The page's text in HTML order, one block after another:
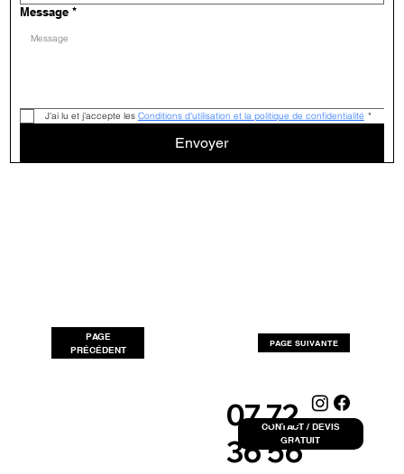
Message *
J'ai lu et j'accepte les Conditions d'utilisation et la politique de confidentialité *
Envoyer
PAGE SUIVANTE
PAGE
PRÉCÉDENT
CONTACT / DEVIS
GRATUIT
07 72
36 56